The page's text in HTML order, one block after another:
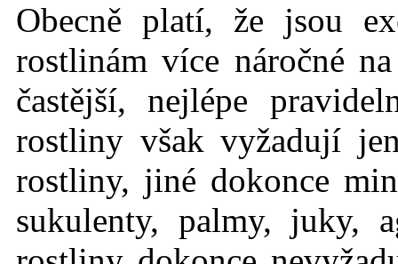
Obecně platí, že jsou
rostlinám více náročné
častější, nejlépe
rostliny však vyžadují
rostliny, jiné dokonce
sukulenty, palmy, juky,